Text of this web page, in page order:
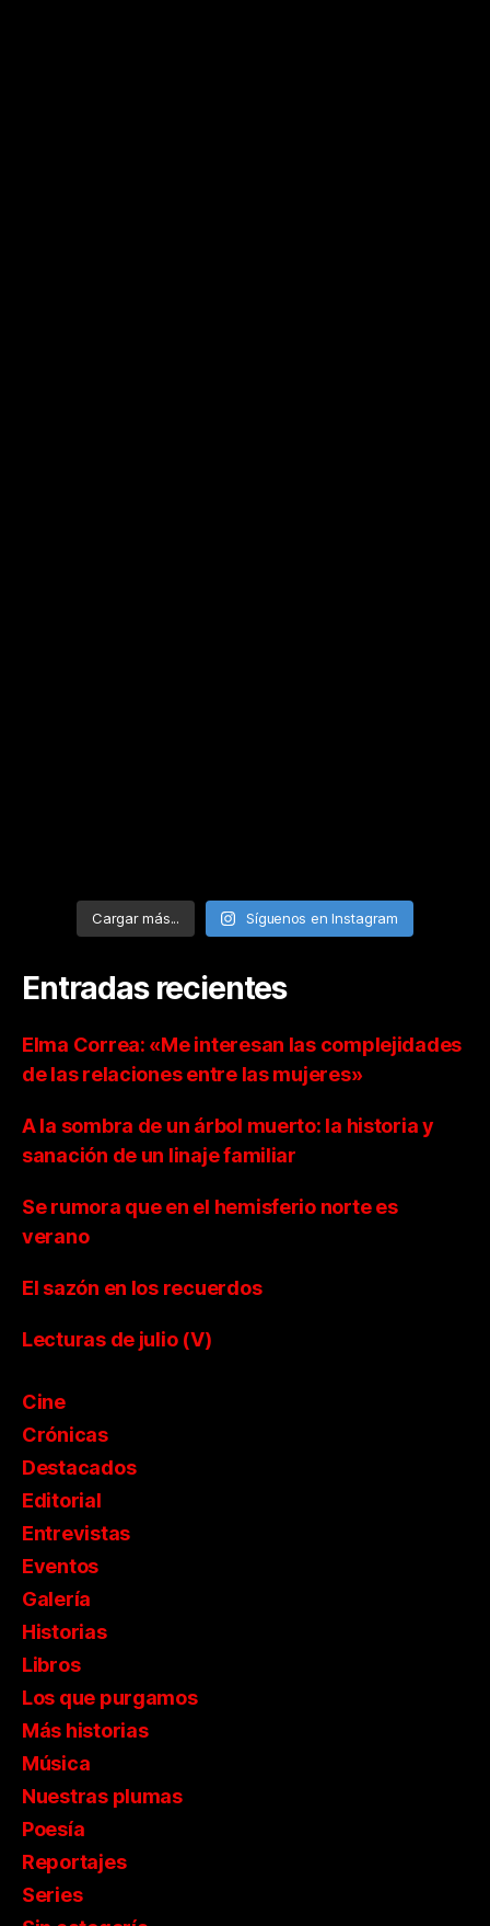
Cargar más... Síguenos en Instagram
Entradas recientes
Elma Correa: «Me interesan las complejidades
de las relaciones entre las mujeres»
A la sombra de un árbol muerto: la historia y
sanación de un linaje familiar
Se rumora que en el hemisferio norte es
verano
El sazón en los recuerdos
Lecturas de julio (V)
Cine
Crónicas
Destacados
Editorial
Entrevistas
Eventos
Galería
Historias
Libros
Los que purgamos
Más historias
Música
Nuestras plumas
Poesía
Reportajes
Series